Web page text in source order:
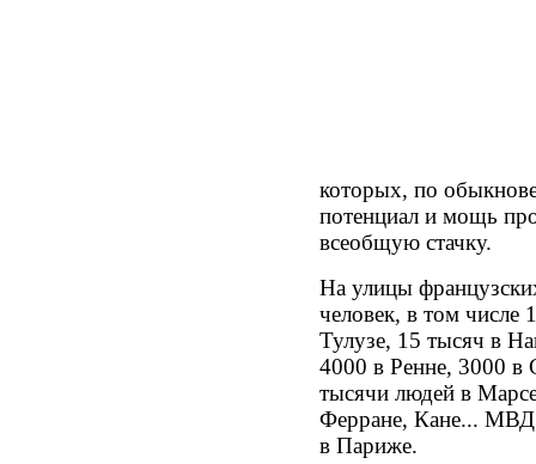
которых, по
потенциал и мощь
всеобщую стачку.
На улицы
человек, в том числе
Тулузе, 15 тысяч в
4000 в Ренне, 3000 в
тысячи людей в
Ферране, Кане... МВД
в Париже.